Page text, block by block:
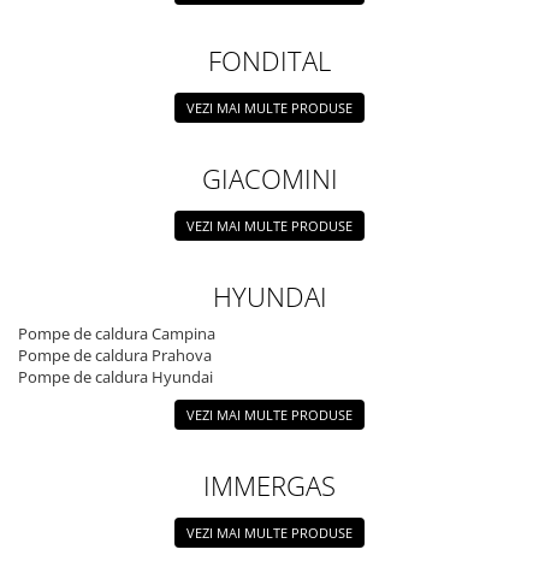
FONDITAL
VEZI MAI MULTE PRODUSE
GIACOMINI
VEZI MAI MULTE PRODUSE
HYUNDAI
Pompe de caldura Campina
Pompe de caldura Prahova
Pompe de caldura Hyundai
VEZI MAI MULTE PRODUSE
IMMERGAS
VEZI MAI MULTE PRODUSE